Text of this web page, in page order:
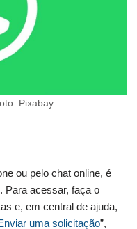
Pixabay
ou pelo chat online, é
Para acessar, faça o
e, em central de ajuda,
uma solicitação”,